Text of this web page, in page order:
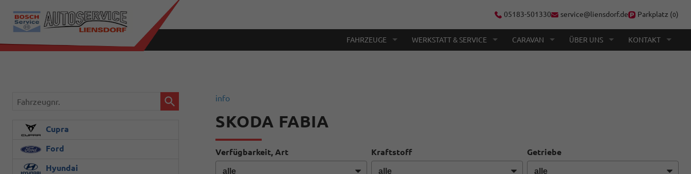
05183-501330 service@liensdorf.de Parkplatz (0)
FAHRZEUGE WERKSTATT & SERVICE CARAVAN ÜBER UNS KONTAKT
info
SKODA FABIA
Verfügbarkeit, Art Kraftstoff Getriebe
Fahrzeugnr.
Cupra
Ford
Hyundai